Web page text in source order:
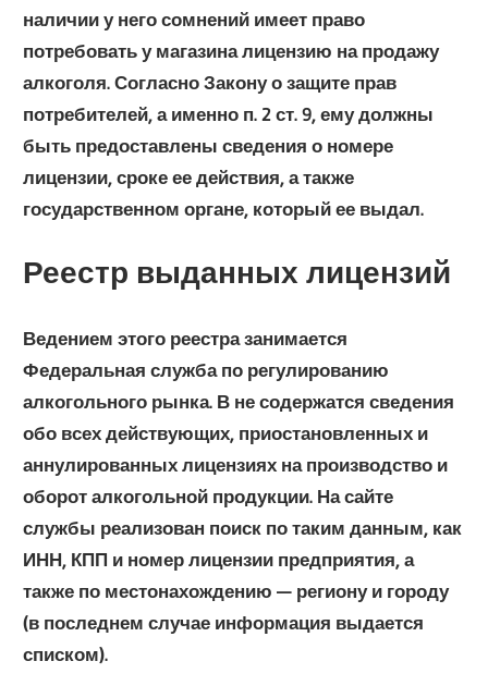
наличии у него сомнений имеет право
потребовать у магазина лицензию на продажу
алкоголя. Согласно Закону о защите прав
потребителей, а именно п. 2 ст. 9, ему должны
быть предоставлены сведения о номере
лицензии, сроке ее действия, а также
государственном органе, который ее выдал.
Реестр выданных лицензий
Ведением этого реестра занимается
Федеральная служба по регулированию
алкогольного рынка. В не содержатся сведения
обо всех действующих, приостановленных и
аннулированных лицензиях на производство и
оборот алкогольной продукции. На сайте
службы реализован поиск по таким данным, как
ИНН, КПП и номер лицензии предприятия, а
также по местонахождению — региону и городу
(в последнем случае информация выдается
списком).